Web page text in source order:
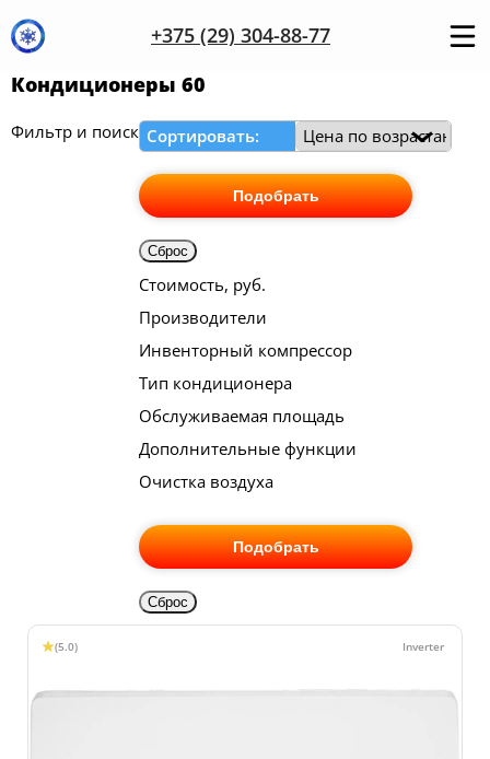
+375 (29) 304-88-77
Кондиционеры 60
Фильтр и поиск Сортировать:
Подобрать
Сброс
Стоимость, руб.
Производители
Инвенторный компрессор
Тип кондиционера
Обслуживаемая площадь
Дополнительные функции
Очистка воздуха
Подобрать
Сброс
(5.0)